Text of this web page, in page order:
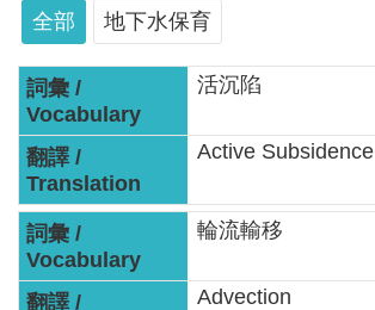
最
新
水
情
公
告
訊
息
全部 地下水保育
活沉陷
Active Subsidence
輪流輸移
Advection